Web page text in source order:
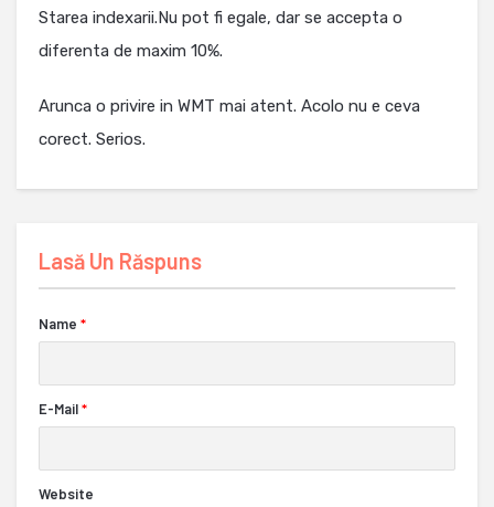
Starea indexarii.Nu pot fi egale, dar se accepta o
diferenta de maxim 10%.
Arunca o privire in WMT mai atent. Acolo nu e ceva
corect. Serios.
Lasă Un Răspuns
Name *
E-Mail*
Website